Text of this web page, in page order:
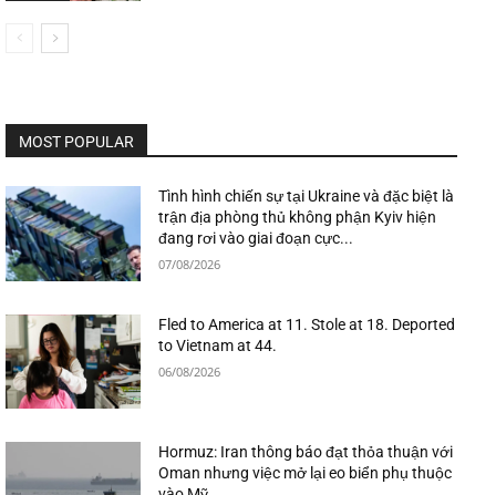
MOST POPULAR
Tình hình chiến sự tại Ukraine và đặc biệt là
trận địa phòng thủ không phận Kyiv hiện
đang rơi vào giai đoạn cực...
07/08/2026
Fled to America at 11. Stole at 18. Deported
to Vietnam at 44.
06/08/2026
Hormuz: Iran thông báo đạt thỏa thuận với
Oman nhưng việc mở lại eo biển phụ thuộc